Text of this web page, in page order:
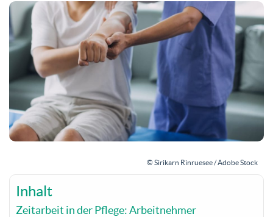
© Sirikarn Rinruesee / Adobe Stock
Inhalt
Zeitarbeit in der Pflege: Arbeitnehmer